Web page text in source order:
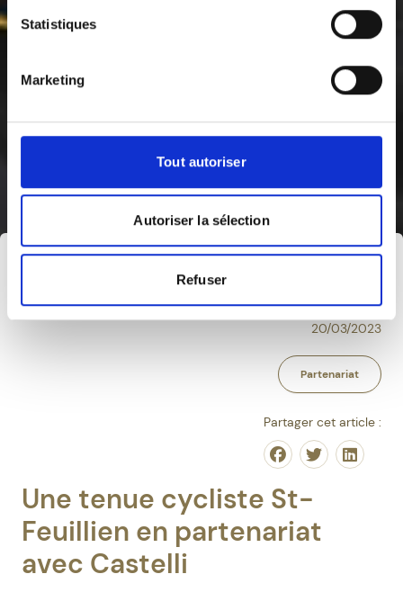
Statistiques
Marketing
Tout autoriser
Autoriser la sélection
Refuser
20/03/2023
Partenariat
Partager cet article :
Share onShare on
Share
Une tenue cycliste St-
Feuillien en partenariat
avec Castelli